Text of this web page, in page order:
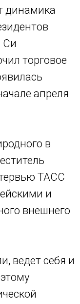
динамика
Си
торговое
апреля
в
ТАСС
и
внешнего
ведет себя и